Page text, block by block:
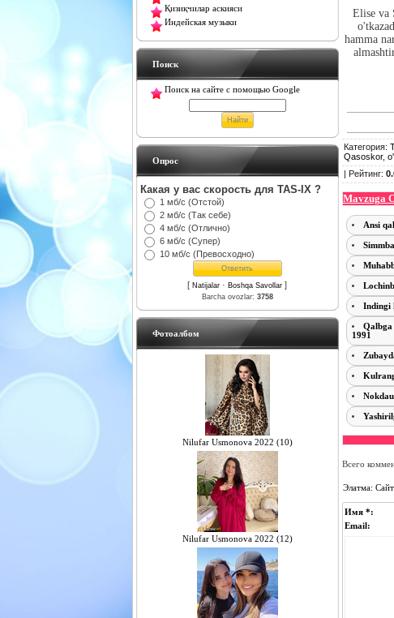
Қизиқчилар аскияси
Индейская музыки
Поиск
Поиск на сайте с помощью Google
Oпрос
Какая у вас скорость для TAS-IX ?
1 мб/с (Отстой)
2 мб/с (Так себе)
4 мб/с (Отлично)
6 мб/с (Супер)
10 мб/с (Превосходно)
[ Natijalar · Boshqa Savollar ]
Barcha ovozlar: 3758
Фотоалбом
Nilufar Usmonova 2022 (10)
Nilufar Usmonova 2022 (12)
Elise va
hamma
Категория:
Qasoskor,
| Рейтинг:
Mavzuga
Ansi
Indingi
1991
Всего
Элатма:
Имя *:
Email: